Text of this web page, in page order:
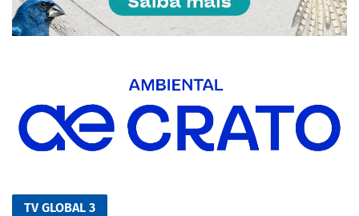
TV GLOBAL 3